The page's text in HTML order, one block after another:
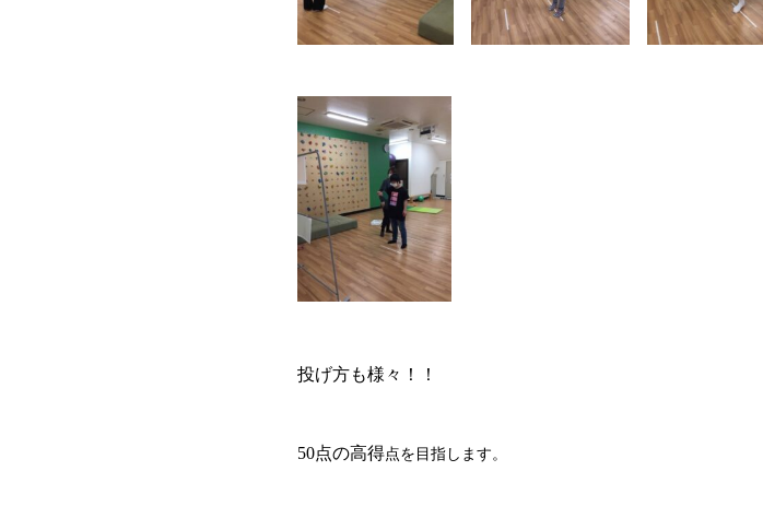
投げ方も様々！！
50点の高得点を目指します。